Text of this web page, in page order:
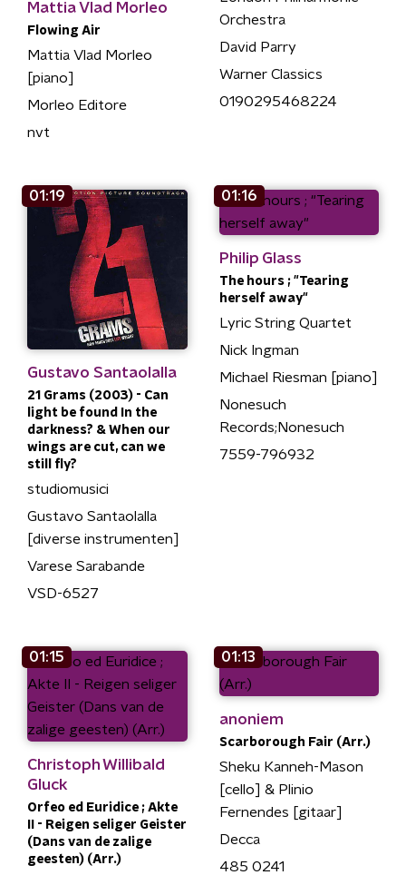
Mattia Vlad Morleo
Flowing Air
Mattia Vlad Morleo
[piano]
Morleo Editore
nvt
Orchestra
David Parry
Warner Classics
0190295468224
01:19
Gustavo Santaolalla
21 Grams (2003) - Can
light be found In the
darkness? & When our
wings are cut, can we
still fly?
studiomusici
Gustavo Santaolalla
[diverse instrumenten]
Varese Sarabande
VSD-6527
01:16
Philip Glass
The hours ; "Tearing
herself away"
Lyric String Quartet
Nick Ingman
Michael Riesman [piano]
Nonesuch
Records;Nonesuch
7559-796932
01:15
Christoph Willibald
Gluck
Orfeo ed Euridice ; Akte
II - Reigen seliger Geister
(Dans van de zalige
geesten) (Arr.)
01:13
anoniem
Scarborough Fair (Arr.)
Sheku Kanneh-Mason
[cello] & Plinio
Fernendes [gitaar]
Decca
485 0241